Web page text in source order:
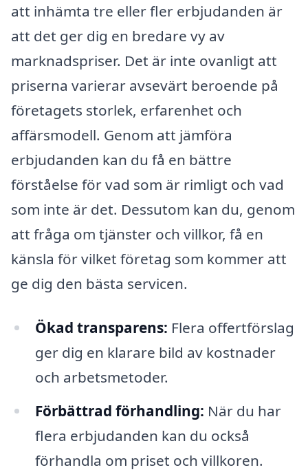
att inhämta tre eller fler erbjudanden är
att det ger dig en bredare vy av
marknadspriser. Det är inte ovanligt att
priserna varierar avsevärt beroende på
företagets storlek, erfarenhet och
affärsmodell. Genom att jämföra
erbjudanden kan du få en bättre
förståelse för vad som är rimligt och vad
som inte är det. Dessutom kan du, genom
att fråga om tjänster och villkor, få en
känsla för vilket företag som kommer att
ge dig den bästa servicen.
Ökad transparens: Flera offertförslag
ger dig en klarare bild av kostnader
och arbetsmetoder.
Förbättrad förhandling: När du har
flera erbjudanden kan du också
förhandla om priset och villkoren.